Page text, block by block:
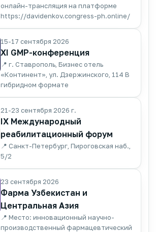
онлайн-трансляция на платформе
https://davidenkov.congress-ph.online/
15-17 сентября 2026
XI GMP-конференция
📍 г. Ставрополь, Бизнес отель
«Континент», ул. Дзержинского, 114 В
гибридном формате
21-23 сентября 2026 г.
IX Международный
реабилитационный форум
📍 Санкт-Петербург, Пироговская наб.,
5/2
23 сентября 2026
Фарма Узбекистан и
Центральная Азия
📍 Место: инновационный научно-
производственный фармацевтический